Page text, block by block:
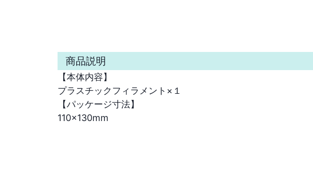
商品説明
【本体内容】
プラスチックフィラメント×１
【パッケージ寸法】
110×130mm